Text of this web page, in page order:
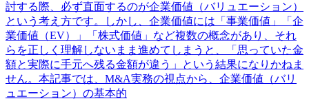
討する際、必ず直面するのが企業価値（バリュエーション）
という考え方です。しかし、企業価値には「事業価値」「企
業価値（EV）」「株式価値」など複数の概念があり、それ
らを正しく理解しないまま進めてしまうと、「思っていた金
額と実際に手元へ残る金額が違う」という結果になりかねま
せん。本記事では、M&A実務の視点から、企業価値（バリ
ュエーション）の基本的